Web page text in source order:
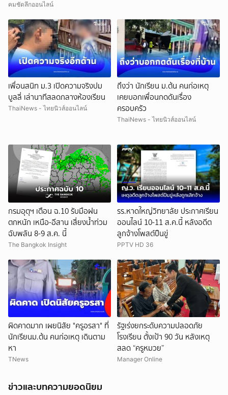
คมชัดลึกออนไลน์
เพื่อนสนิท ม.3 เปิดความจริงปม
บูลลี่ เล่านาทีสลดกลางห้องเรียน
ThaiNews - ไทยนิวส์ออนไลน์
ถึงว่า นักเรียน ม.ต้น คนก่อเหตุ
เคยบอกเพื่อนกดดันเรื่อง
ครอบครัว
ThaiNews - ไทยนิวส์ออนไลน์
กรมอุตุฯ เตือน ฉ.10 รับมือฝน
ตกหนัก เหนือ-อีสาน เสี่ยงน้ำท่วม
ฉับพลัน 8-9 ส.ค. นี้
The Bangkok Insight
รร.หาดใหญ่วิทยาลัย ประกาศเรียน
ออนไลน์ 10-11 ส.ค.นี้ หลังอดีต
ลูกจ้างโพสต์ปืนขู่
PPTV HD 36
ผิดคาดมาก เผยนิสัย "ครูอรสา" ที่
นักเรียนม.ต้น คนก่อเหตุ เดินตาม
หา
TNews
รัฐเร่งยกระดับความปลอดภัย
โรงเรียน ตั้งเป้า 90 วัน หลังเหตุ
สลด “ครูหมวย”
Manager Online
ข่าวและบทความยอดนิยม